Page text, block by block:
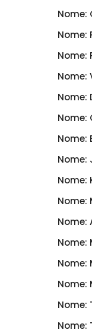
Nome:
Nome:
Nome:
Nome:
Nome:
Nome:
Nome:
Nome:
Nome:
Nome:
Nome:
Nome:
Nome:
Nome:
Nome:
Nome: